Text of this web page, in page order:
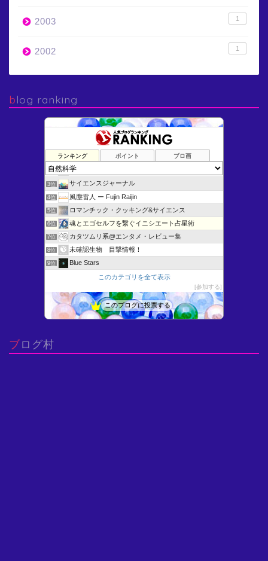
2003 1
2002 1
blog ranking
ランキング ポイント ブロ画
けむさん 化学情報センター
2位 海洋学研究者の日常
3位 サイエンスジャーナル
4位 風塵雷人 ー Fujin Raijin
5位 ロマンチック・クッキング&サイエンス
6位 魂とエゴセルフを繋ぐイニシエート占星術
7位 カタツムリ系@エンタメ・レビュー集
8位 未確認生物 目撃情報！
9位 Blue Stars
明倫館書店ブログ
12位 微分方程式いろいろ - よいこの低学年向けすうがくひろば
博物館へ行こう！
15位
このカテゴリを全て表示
参加する
このブログに投票する
ブログ村